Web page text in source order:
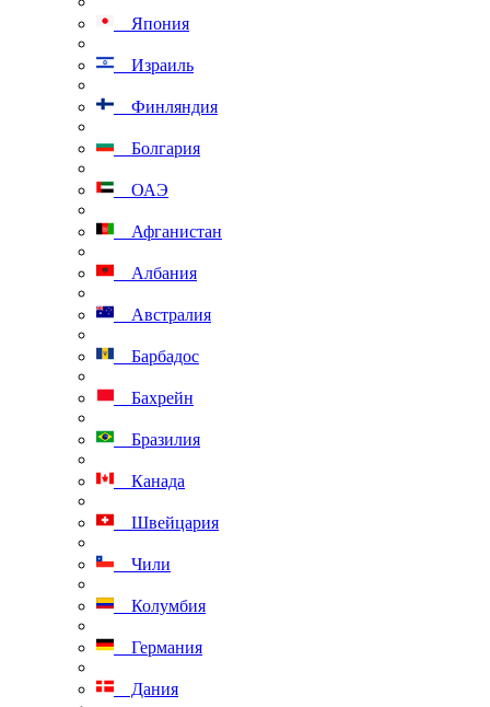
Япония
Израиль
Финляндия
Болгария
ОАЭ
Афганистан
Албания
Австралия
Барбадос
Бахрейн
Бразилия
Канада
Швейцария
Чили
Колумбия
Германия
Дания